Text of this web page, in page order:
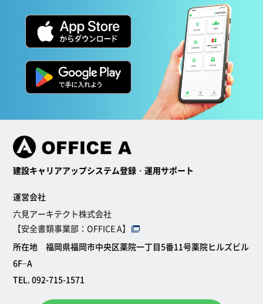
建設キャリアアップシステム登録・運用サポート
運営会社
六見アーキテクト株式会社
【安全書類事業部：OFFICE A】
所在地 福岡県福岡市中央区薬院一丁目5番11号薬院ヒルズビル
6F−A
TEL. 092-715-1571